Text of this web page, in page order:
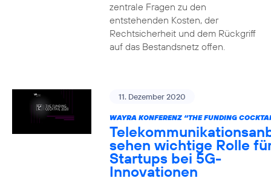
zentrale Fragen zu den
entstehenden Kosten, der
Rechtsicherheit und dem Rückgriff
auf das Bestandsnetz offen.
11. Dezember 2020
WAYRA KONFERENZ “THE FUNDING
sehen wichtige Rolle
Startups bei 5G-
Innovationen